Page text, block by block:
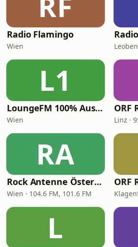
Radio Flamingo
Wien
L1
LoungeFM 100% Austria
Wien Linz ·
RA
Rock Antenne Österreich
Wien · 104.6 FM, 101.6 FM
ORF
L